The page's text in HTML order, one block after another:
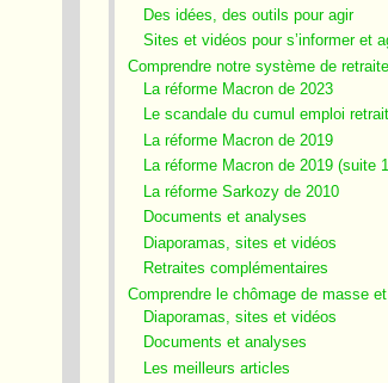
Des idées, des outils pour agir
Sites et vidéos pour s’informer et
Comprendre notre système de
La réforme Macron de 2023
Le scandale du cumul emploi
La réforme Macron de 2019
La réforme Macron de 2019 (suite
La réforme Sarkozy de 2010
Documents et analyses
Diaporamas, sites et vidéos
Retraites complémentaires
Comprendre le chômage de masse
Diaporamas, sites et vidéos
Documents et analyses
Les meilleurs articles